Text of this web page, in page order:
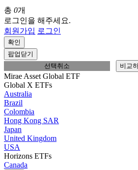
총 0개
로그인을 해주세요.
회원가입 로그인
확인
팝업닫기
선택취소
비교
Mirae Asset Global ETF
Global X ETFs
Australia
Brazil
Colombia
Hong Kong SAR
Japan
United Kingdom
USA
Horizons ETFs
Canada